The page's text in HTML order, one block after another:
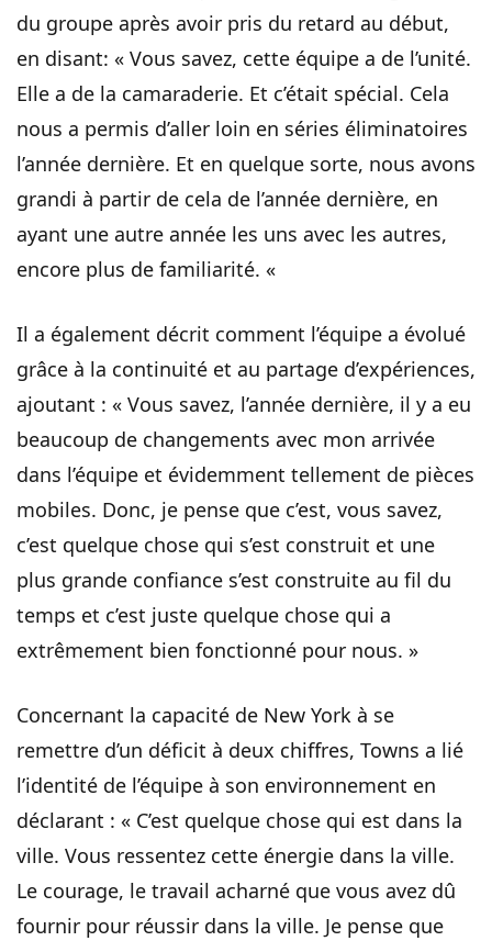
du groupe après avoir pris du retard au début,
en disant: « Vous savez, cette équipe a de l’unité.
Elle a de la camaraderie. Et c’était spécial. Cela
nous a permis d’aller loin en séries éliminatoires
l’année dernière. Et en quelque sorte, nous avons
grandi à partir de cela de l’année dernière, en
ayant une autre année les uns avec les autres,
encore plus de familiarité. «
Il a également décrit comment l’équipe a évolué
grâce à la continuité et au partage d’expériences,
ajoutant : « Vous savez, l’année dernière, il y a eu
beaucoup de changements avec mon arrivée
dans l’équipe et évidemment tellement de pièces
mobiles. Donc, je pense que c’est, vous savez,
c’est quelque chose qui s’est construit et une
plus grande confiance s’est construite au fil du
temps et c’est juste quelque chose qui a
extrêmement bien fonctionné pour nous. »
Concernant la capacité de New York à se
remettre d’un déficit à deux chiffres, Towns a lié
l’identité de l’équipe à son environnement en
déclarant : « C’est quelque chose qui est dans la
ville. Vous ressentez cette énergie dans la ville.
Le courage, le travail acharné que vous avez dû
fournir pour réussir dans la ville. Je pense que